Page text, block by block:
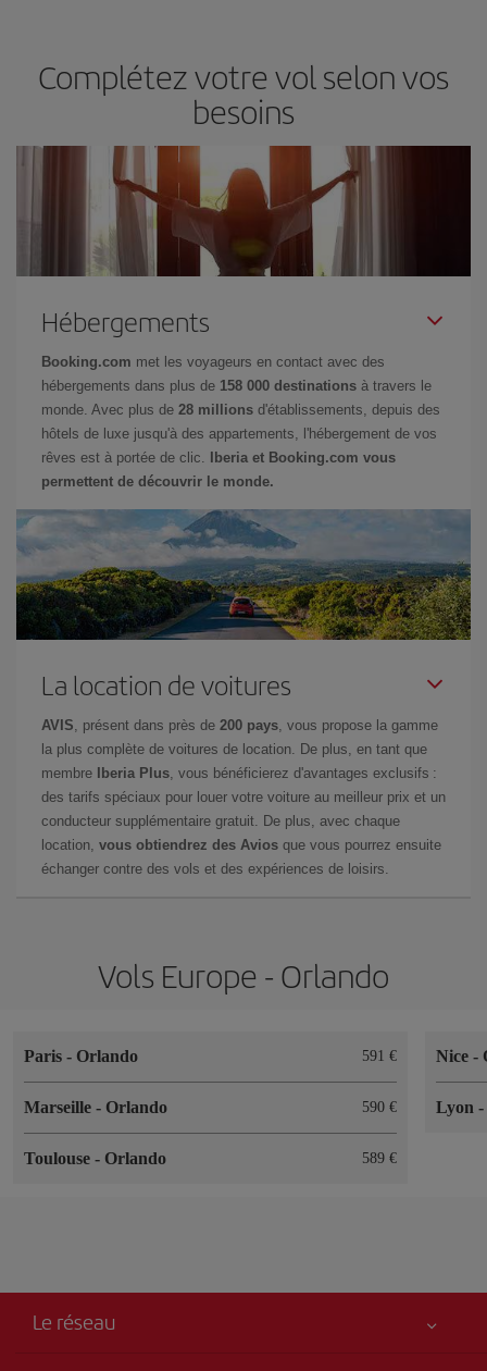
Complétez votre vol selon vos
besoins
Hébergements
Booking.com met les voyageurs en contact avec des
hébergements dans plus de 158 000 destinations à travers le
monde. Avec plus de 28 millions d'établissements, depuis des
hôtels de luxe jusqu'à des appartements, l'hébergement de vos
rêves est à portée de clic.
Iberia et Booking.com vous
permettent de découvrir le monde.
La location de voitures
AVIS , présent dans près de 200 pays , vous propose la gamme
la plus complète de voitures de location. De plus, en tant que
membre
Iberia Plus , vous bénéficierez d'avantages exclusifs :
des tarifs spéciaux pour louer votre voiture au meilleur prix et un
conducteur supplémentaire gratuit. De plus, avec chaque
location, vous obtiendrez des Avios que vous pourrez ensuite
échanger contre des vols et des expériences de loisirs.
Vols Europe - Orlando
Paris - Orlando 591 €
Marseille - Orlando 590 €
Toulouse - Orlando 589 €
Nice-
Lyon
Le réseau